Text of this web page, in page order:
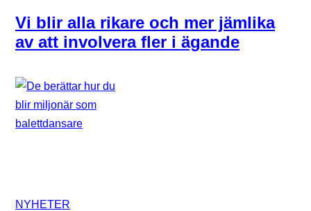
Vi blir alla rikare och mer jämlika
av att involvera fler i ägande
NYHETER